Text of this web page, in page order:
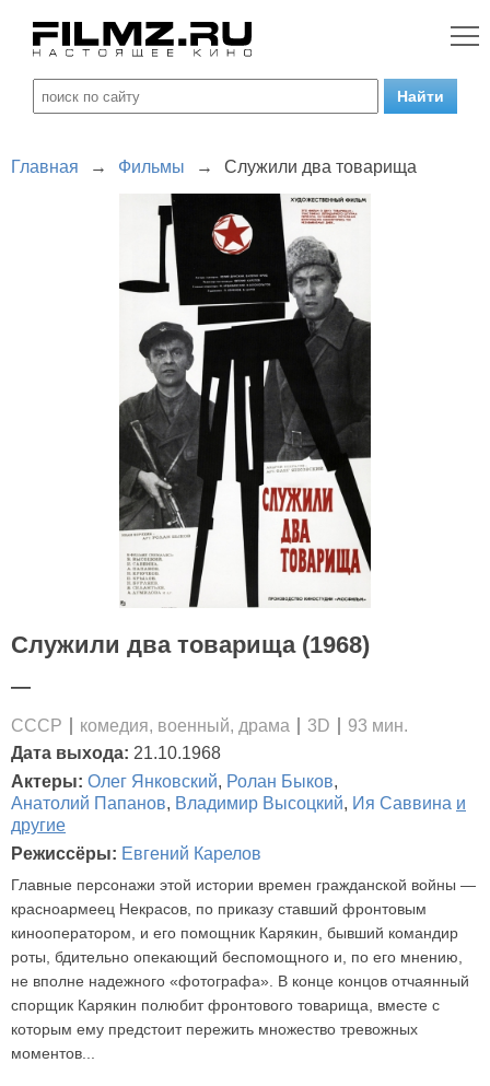
Главная → Фильмы → Служили два товарища
Служили два товарища (1968)
—
СССР комедия, военный, драма 3D
93 мин.
Дата выхода: 21.10.1968
Актеры: Олег Янковский, Ролан Быков,
Анатолий Папанов, Владимир Высоцкий, Ия Саввина и
другие
Режиссёры: Евгений Карелов
Главные персонажи этой истории времен гражданской войны —
красноармеец Некрасов, по приказу ставший фронтовым
кинооператором, и его помощник Карякин, бывший командир
роты, бдительно опекающий беспомощного и, по его мнению,
не вполне надежного «фотографа». В конце концов отчаянный
спорщик Карякин полюбит фронтового товарища, вместе с
которым ему предстоит пережить множество тревожных
моментов...